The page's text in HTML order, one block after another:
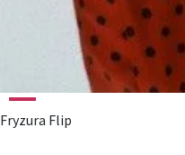
Fryzura Flip